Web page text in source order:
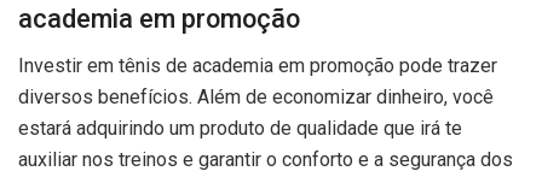
academia em promoção
Investir em tênis de academia em promoção pode trazer
diversos benefícios. Além de economizar dinheiro, você
estará adquirindo um produto de qualidade que irá te
auxiliar nos treinos e garantir o conforto e a segurança dos